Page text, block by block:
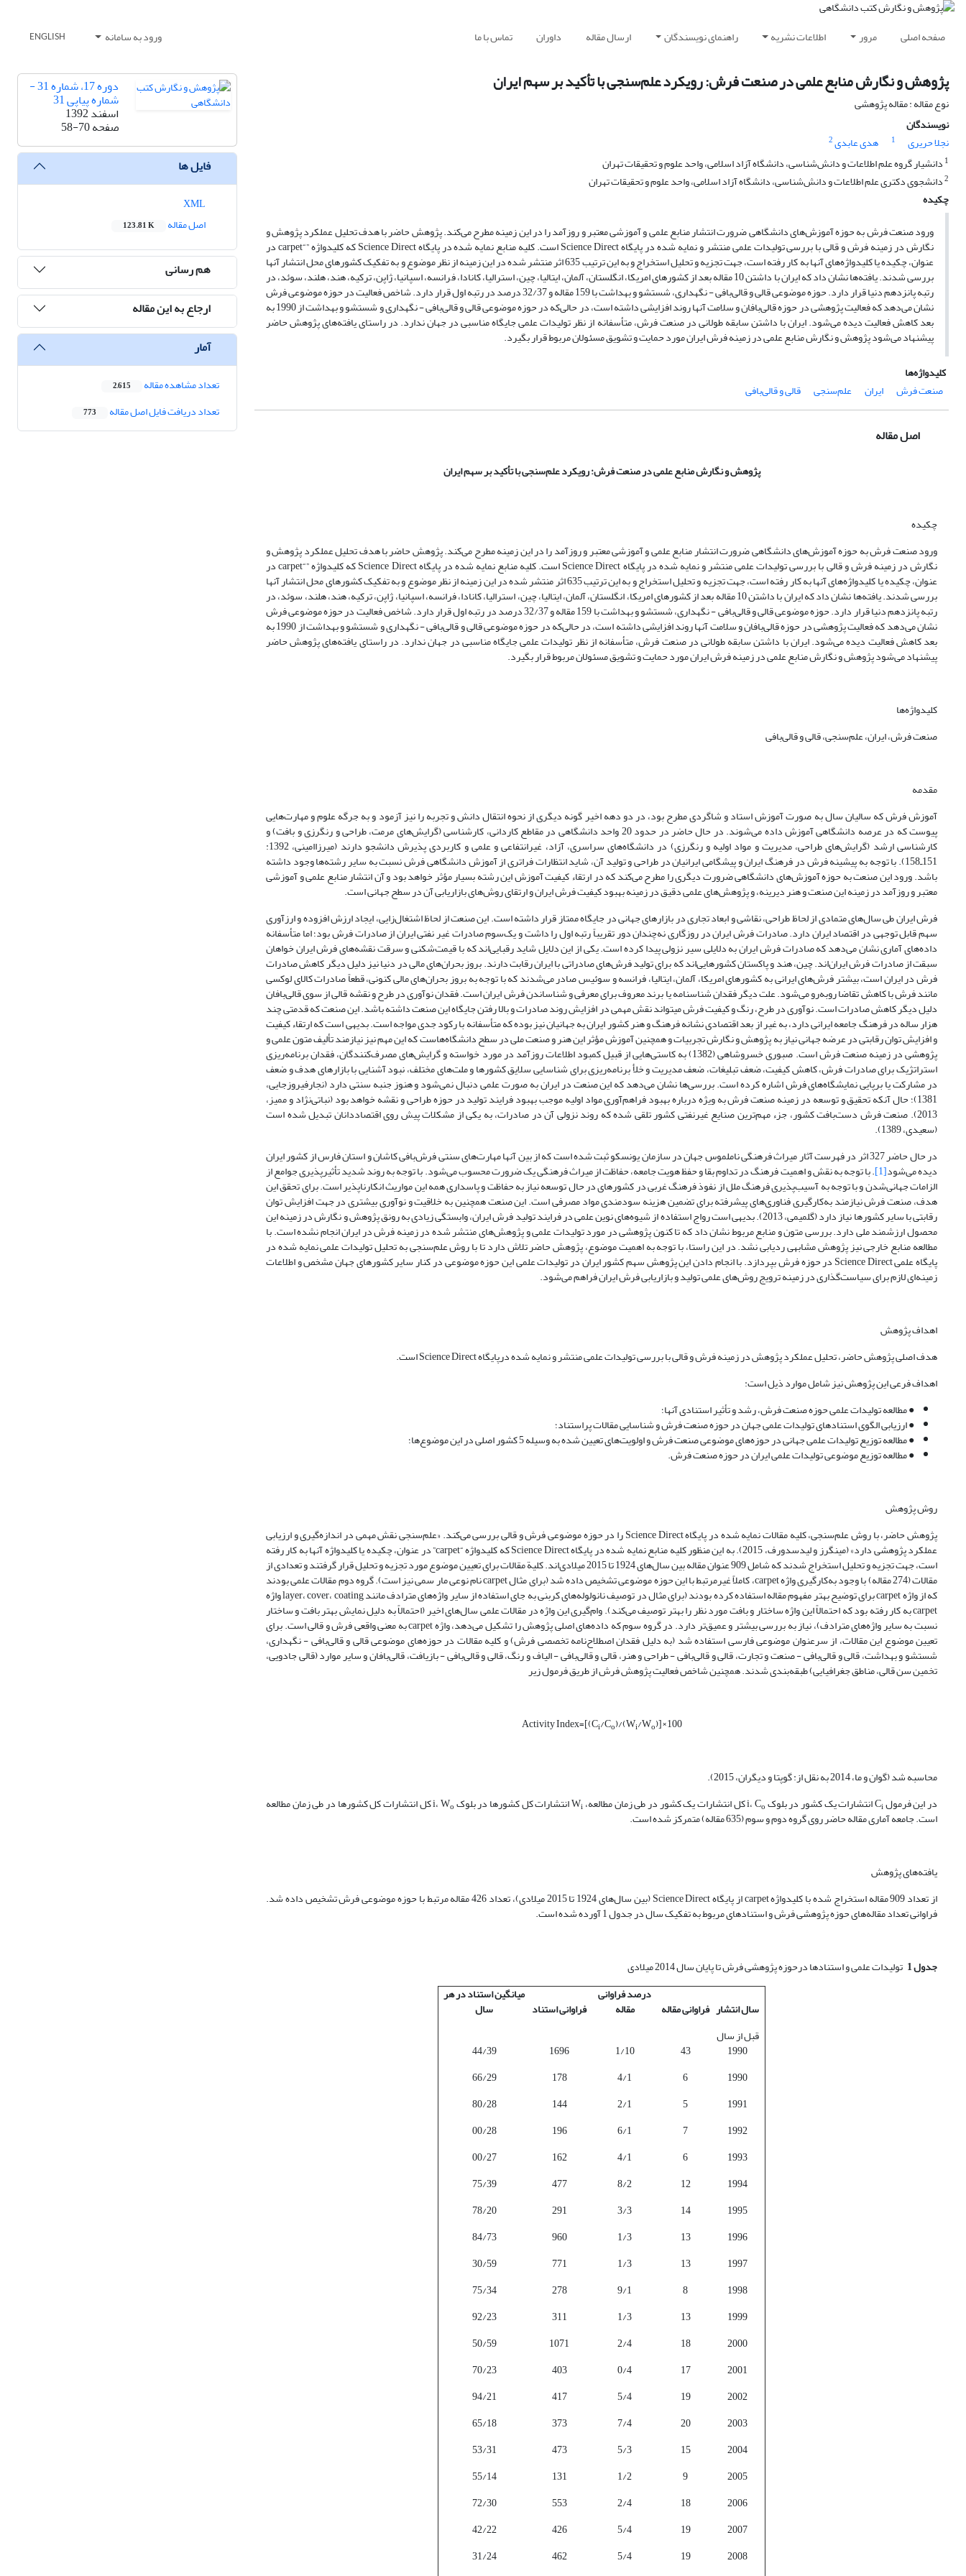
صفحه اصلی مرور اطلاعات نشریه راهنمای نویسندگان ارسال مقاله داوران تماس با ما ورود به سامانه ENGLISH
پژوهش و نگارش منابع علمی در صنعت فرش: رویکرد علم‌سنجی با تأکید بر سهم ایران
نوع مقاله : مقاله پژوهشی
نویسندگان
نجلا حریری
1 هدی عابدی2
1 دانشیار گروه علم اطلاعات و دانش‌شناسی، دانشگاه آزاد اسلامی، واحد علوم و تحقیقات تهران
2دانشجوی دکتری علم اطلاعات و دانش‌شناسی، دانشگاه آزاد اسلامی، واحد علوم و تحقیقات تهران
چکیده
ورود صنعت فرش به حوزه آموزش‌های دانشگاهی ضرورت انتشار منابع علمی و آموزشی معتبر و روزآمد را در این زمینه مطرح می‌کند. پژوهش حاضر با هدف تحلیل عملکرد پژوهش و
نگارش در زمینه فرش و قالی با بررسی تولیدات علمی منتشر و نمایه شده در پایگاه Science Direct است. کلیه منابع نمایه شده در پایگاه Science Direct که کلیدواژه ”“carpet در
عنوان، چکیده یا کلیدواژه‌های آنها به کار رفته است، جهت تجزیه و تحلیل استخراج و به این ترتیب 635 اثر منتشر شده در این زمینه از نظر موضوع و به تفکیک کشورهای محل انتشار آنها
بررسی شدند. یافته‌ها نشان داد که ایران با داشتن 10 مقاله بعد از کشورهای امریکا، انگلستان، آلمان، ایتالیا، چین، استرالیا، کانادا، فرانسه، اسپانیا، ژاپن، ترکیه، هند، هلند، سوئد، در
رتبه پانزدهم دنیا قرار دارد. حوزه موضوعی قالی و قالی‌بافی - نگهداری، شستشو و بهداشت با 159 مقاله و 32/37 درصد در رتبه اول قرار دارد. شاخص فعالیت در حوزه موضوعی فرش
نشان می‌دهد که فعالیت پژوهشی در حوزه قالی‌بافان و سلامت آنها روند افزایشی داشته است، در حالی‌که در حوزه موضوعی قالی و قالی‌بافی - نگهداری و شستشو و بهداشت از 1990 به
بعد کاهش فعالیت دیده می‌شود. ایران با داشتن سابقه طولانی در صنعت فرش، متأسفانه از نظر تولیدات علمی جایگاه مناسبی در جهان ندارد. در راستای یافته‌های پژوهش حاضر
پیشنهاد می‌شود پژوهش و نگارش منابع علمی در زمینه فرش ایران مورد حمایت و تشویق مسئولان مربوط قرار بگیرد.
کلیدواژه‌ها
صنعت فرش
ایران علم‌سنجی قالی و قالی‌بافی
اصل مقاله
پژوهش و نگارش منابع علمی در صنعت فرش: رویکرد علم‌سنجی با تأکید بر سهم ایران
چکیده
ورود صنعت فرش به حوزه آموزش‌های دانشگاهی ضرورت انتشار منابع علمی و آموزشی معتبر و روزآمد را در این زمینه مطرح می‌کند. پژوهش حاضر با هدف تحلیل عملکرد پژوهش و
نگارش در زمینه فرش و قالی با بررسی تولیدات علمی منتشر و نمایه شده در پایگاه Science Direct است. کلیه منابع نمایه شده در پایگاه Science Direct که کلیدواژه ”“carpet در
عنوان، چکیده یا کلیدواژه‌های آنها به کار رفته است، جهت تجزیه و تحلیل استخراج و به این ترتیب 635 اثر منتشر شده در این زمینه از نظر موضوع و به تفکیک کشورهای محل انتشار آنها
بررسی شدند. یافته‌ها نشان داد که ایران با داشتن 10 مقاله بعد از کشورهای امریکا، انگلستان، آلمان، ایتالیا، چین، استرالیا، کانادا، فرانسه، اسپانیا، ژاپن، ترکیه، هند، هلند، سوئد، در
رتبه پانزدهم دنیا قرار دارد. حوزه موضوعی قالی و قالی‌بافی - نگهداری، شستشو و بهداشت با 159 مقاله و 32/37 درصد در رتبه اول قرار دارد. شاخص فعالیت در حوزه موضوعی فرش
نشان می‌دهد که فعالیت پژوهشی در حوزه قالی‌بافان و سلامت آنها روند افزایشی داشته است، در حالی‌که در حوزه موضوعی قالی و قالی‌بافی - نگهداری و شستشو و بهداشت از 1990 به
بعد کاهش فعالیت دیده می‌شود. ایران با داشتن سابقه طولانی در صنعت فرش، متأسفانه از نظر تولیدات علمی جایگاه مناسبی در جهان ندارد. در راستای یافته‌های پژوهش حاضر
پیشنهاد می‌شود پژوهش و نگارش منابع علمی در زمینه فرش ایران مورد حمایت و تشویق مسئولان مربوط قرار بگیرد.
کلیدواژه‌ها
صنعت فرش، ایران، علم‌سنجی، قالی و قالی‌بافی
مقدمه
آموزش فرش که سالیان سال به صورت آموزش استاد و شاگردی مطرح بود، در دو دهه اخیر گونه دیگری از نحوه انتقال دانش و تجربه را نیز آزمود و به جرگه علوم و مهارت‌هایی
پیوست که در عرصه دانشگاهی آموزش داده می‌شوند. در حال حاضر در حدود 20 واحد دانشگاهی در مقاطع کاردانی، کارشناسی (گرایش‌های مرمت، طراحی و رنگرزی و بافت) و
کارشناسی ارشد (گرایش‌های طراحی، مدیریت و مواد اولیه و رنگرزی) در دانشگاه‌های سراسری، آزاد، غیرانتفاعی و علمی و کاربردی پذیرش دانشجو دارند (میرزاامینی، 1392:
151ـ158). با توجه به پیشینه فرش در فرهنگ ایران و پیشگامی ایرانیان در طراحی و تولید آن، شاید انتظارات فراتری از آموزش دانشگاهی فرش نسبت به سایر رشته‌ها وجود داشته
باشد. ورود این صنعت به حوزه آموزش‌های دانشگاهی ضرورت دیگری را مطرح می‌کند که در ارتقاء کیفیت آموزش این رشته بسیار مؤثر خواهد بود و آن انتشار منابع علمی و آموزشی
معتبر و روزآمد در زمینه این صنعت و هنر دیرینه، و پژوهش‌های علمی دقیق در زمینه بهبود کیفیت فرش ایران و ارتقای روش‌های بازاریابی آن در سطح جهانی است.
فرش ایران طی سال‌های متمادی از لحاظ طراحی، نقاشی و ابعاد تجاری در بازارهای جهانی در جایگاه ممتاز قرار داشته است. این صنعت از لحاظ اشتغال‌زایی، ایجاد ارزش افزوده و ارزآوری
سهم قابل توجهی در اقتصاد ایران دارد. صادرات فرش ایران در روزگاری نه‌چندان دور تقریباً رتبه اول را داشت و یک‌سوم صادرات غیر نفتی ایران از صادرات فرش بود؛ اما متأسفانه
داده‌های آماری نشان می‌دهد که صادرات فرش ایران به دلایلی سیر نزولی پیدا کرده است. یکی از این دلایل شاید رقبایی‌اند که با قیمت‌شکنی و سرقت نقشه‌های فرش ایران خواهان
سبقت از صادرات فرش ایران‌اند. چین، هند و پاکستان کشورهایی‌اند که برای تولید فرش‌های صادراتی با ایران رقابت دارند. بروز بحران‌های مالی در دنیا نیز دلیل دیگر کاهش صادرات
فرش در ایران است، بیشتر فرش‌های ایرانی به کشورهای امریکا، آلمان، ایتالیا، فرانسه و سوئیس صادر می‌شدند که با توجه به بروز بحران‌های مالی کنونی، قطعاً صادرات کالای لوکسی
مانند فرش با کاهش تقاضا رو‌به‌رو می‌شود. علت دیگر فقدان شناسنامه یا برند معروف برای معرفی و شناساندن فرش ایران است. فقدان نوآوری در طرح و نقشه قالی از سوی قالی‌بافان
دلیل دیگر کاهش صادرات است. نوآوری در طرح، رنگ و کیفیت فرش می­تواند نقش مهمی در افزایش روند صادرات و بالا رفتن جایگاه این صنعت داشته باشد. این صنعت که قدمتی چند
هزار ساله در فرهنگ جامعه ایرانی دارد، به غیر از بعد اقتصادی نشانه فرهنگ و هنر کشور ایران به جهانیان نیز بوده که متأسفانه با رکود جدی مواجه است. بدیهی است که ارتقاء کیفیت
و افزایش توان رقابتی در عرضه جهانی نیاز به پژوهش و نگارش تجربیات و همچنین آموزش مؤثر این هنر و صنعت ملی در سطح دانشگاه‌هاست که این مهم نیز نیازمند تألیف متون علمی و
پژوهشی در زمینه صنعت فرش است. صبوری خسروشاهی (1382) به کاستی‌هایی از قبیل کمبود اطلاعات روزآمد در مورد خواسته و گرایش‌های مصرف‌کنندگان، فقدان برنامه‌ریزی
استراتژیک برای صادرات فرش، کاهش کیفیت، ضعف تبلیغات، ضعف مدیریت و خلأ برنامه‌ریزی برای شناسایی سلایق کشورها و ملت‌های مختلف، نبود آشنایی با بازارهای هدف و ضعف
در مشارکت یا برپایی نمایشگاه‌های فرش اشاره کرده است. بررسی‌ها نشان می‌دهد که این صنعت در ایران به صورت علمی دنبال نمی‌شود و هنوز جنبه سنتی دارد (نجارفیروزجایی،
1381)؛ حال آنکه تحقیق و توسعه در زمینه صنعت فرش به ویژه درباره بهبود فراهم‌آوری مواد اولیه موجب بهبود فرایند تولید در حوزه طراحی و نقشه خواهد بود (نباتی‌نژاد و ممیز،
2013). صنعت فرش دست‌بافت کشور، جزء مهم‌ترین صنایع غیرنفتی کشور تلقی شده که روند نزولی آن در صادرات، به یکی از مشکلات پیش روی اقتصاددانان تبدیل شده است
(سعیدی، 1389).
در حال حاضر 327 اثر در فهرست آثار میراث فرهنگی ناملموس جهان در سازمان یونسکو ثبت شده است که از بین آنها مهارت‌های سنتی فرش‌بافی کاشان و استان فارس از کشور ایران
دیده می‌شود[1] . با توجه به نقش و اهمیت فرهنگ در تداوم بقا و حفظ هویت جامعه، حفاظت از میراث فرهنگی یک ضرورت محسوب می‌شود. با توجه به روند شدید تأثیرپذیری جوامع از
الزامات جهانی‌شدن و با توجه به آسیب‌پذیری فرهنگ ملل از نفوذ فرهنگ غربی در کشورهای در حال توسعه نیاز به حفاظت و پاسداری همه این مواریث انکارناپذیر است. برای تحقق این
هدف، صنعت فرش نیازمند به‌کارگیری فناوری‌های پیشرفته برای تضمین هزینه سودمندی مواد مصرفی است. این صنعت همچنین به خلاقیت و نوآوری بیشتری در جهت افزایش توان
رقابتی با سایر کشورها نیاز دارد (گلمیمی، 2013). بدیهی است رواج استفاده از شیوه‌های نوین علمی در فرایند تولید فرش ایران، وابستگی زیادی به رونق پژوهش و نگارش در زمینه این
محصول ارزشمند ملی دارد. بررسی متون و منابع مربوط نشان داد که تا کنون پژوهشی در مورد تولیدات علمی و پژوهش‌های منتشر شده در زمینه فرش در ایران انجام نشده است. با
مطالعه منابع خارجی نیز پژوهش مشابهی ردیابی نشد. در این راستا، با توجه به اهمیت موضوع، پژوهش حاضر تلاش دارد تا با روش علم‌سنجی به تحلیل تولیدات علمی نمایه شده در
پایگاه علمی Science Direct در حوزه فرش بپردازد. با انجام دادن این پژوهش سهم کشور ایران در تولیدات علمی این حوزه موضوعی در کنار سایر کشورهای جهان مشخص و اطلاعات
زمینه‌ای لازم برای سیاست‌گذاری در زمینه ترویج روش‌های علمی تولید و بازاریابی فرش ایران فراهم می‌شود.
اهداف پژوهش
هدف اصلی پژوهش حاضر، تحلیل عملکرد پژوهش در زمینه فرش و قالی با بررسی تولیدات علمی منتشر و نمایه شده درپایگاه Science Direct است.
اهداف فرعی این پژوهش نیز شامل موارد ذیل است:
● مطالعه تولیدات علمی حوزه صنعت فرش، رشد و تأثیر استنادی آنها؛
● ارزیابی الگوی استنادهای تولیدات علمی جهان در حوزه صنعت فرش و شناسایی مقالات پراستناد؛
● مطالعه توزیع تولیدات علمی جهانی در حوزه‌های موضوعی صنعت فرش و اولویت‌های تعیین شده به وسیله 5 کشور اصلی در این موضوع‌ها؛
● مطالعه توزیع موضوعی تولیدات علمی ایران در حوزه صنعت فرش.
روش پژوهش
پژوهش حاضر، با روش علم‌سنجی، کلیه مقالات نمایه شده در پایگاه Science Direct را در حوزه موضوعی فرش و قالی بررسی می‌کند. «علم‌سنجی نقش مهمی در اندازه‌گیری و ارزیابی
عملکرد پژوهشی دارد» (مینگرز و لیدسدورف، 2015). به این منظور کلیه منابع نمایه شده در پایگاه Science Direct که کلیدواژه “carpet” در عنوان، چکیده یا کلیدواژه آنها به کار رفته
است، جهت تجزیه و تحلیل استخراج شدند که شامل 909 عنوان مقاله بین سال‌های 1924 تا 2015 میلادی‌اند. کلیة مقالات برای تعیین موضوع مورد تجزیه و تحلیل قرار گرفتند و تعدادی از
مقالات (274 مقاله) با وجود به‌کارگیری واژه carpet، کاملاً غیرمرتبط با این حوزه موضوعی تشخیص داده شد (برای مثال carpet نام نوعی مار سمی نیز است). گروه دوم مقالات علمی بودند
که از واژه carpet برای توضیح بهتر مفهوم مقاله استفاده کرده بودند (برای مثال در توصیف نانولوله‌های کربنی به جای استفاده از سایر واژه‌های مترادف مانند layer، cover، coating واژه
carpet به کار رفته بود که احتمالاً این واژه ساختار و بافت مورد نظر را بهتر توصیف می‌کند). وام‌گیری این واژه در مقالات علمی سال‌های اخیر (احتمالاً به دلیل نمایش بهتر بافت و ساختار
نسبت به سایر واژه‌های مترادف)، نیاز به بررسی بیشتر و عمیق‌تر دارد. در گروه سوم که داده‌های اصلی پژوهش را تشکیل می‌دهد، واژه carpet به معنی واقعی فرش و قالی است. برای
تعیین موضوع این مقالات، از سرعنوان موضوعی فارسی استفاده شد (به دلیل فقدان اصطلاح‌نامه تخصصی فرش) و کلیه مقالات در حوزه‌های موضوعی قالی و قالی‌بافی ‌- نگهداری،
شستشو و بهداشت، قالی و قالی‌بافی ‌- صنعت و تجارت، قالی و قالی‌بافی ‌- طراحی و هنر، قالی و قالی‌بافی ‌- الیاف و رنگ، قالی و قالی‌بافی ‌- بازیافت، قالی‌بافان و سایر موارد (قالی جادویی،
تخمین سن قالی، مناطق جغرافیایی) طبقه‌بندی شدند. همچنین شاخص فعالیت پژوهش فرش از طریق فرمول زیر
Activity Index=[(Ci/Co)/(Wi/Wo)]×100
محاسبه شد (گوان و ما، 2014 به نقل از: گوپتا و دیگران، 2015).
در این فرمول Ci انتشارات یک کشور در بلوک i، C o کل انتشارات یک کشور در طی زمان مطالعه، W i انتشارات کل کشورها در بلوک i، W o کل انتشارات کل کشورها در طی زمان مطالعه
است. جامعه آماری مقاله حاضر روی گروه دوم و سوم (635 مقاله) متمرکز شده است.
یافته‌های پژوهش
از تعداد 909 مقاله استخراج شده با کلیدواژه carpet از پایگاه Science Direct (بین سال‌های 1924 تا 2015 میلادی)، تعداد 426 مقاله مرتبط با حوزه موضوعی فرش تشخیص داده شد.
فراوانی تعداد مقاله‌های حوزه پژوهشی فرش و استنادهای مربوط به تفکیک سال در جدول 1 آورده شده است.
جدول 1 تولیدات علمی و استنادها درحوزه پژوهشی فرش تا پایان سال 2014 میلادی
میانگین استناد در هر
سال فراوانی استناد
درصد فراوانی
مقاله فراوانی مقاله سال انتشار
44/39 1696 1/10 43
قبل از سال
1990
66/29
178 4/1 6
1990
80/28
144 2/1 5
1991
00/28
196 6/1 7
1992
00/27
162 4/1 6
1993
75/39
477 8/2 12
1994
78/20
291 3/3 14
1995
84/73
960 1/3 13
1996
30/59
771 1/3 13
1997
75/34
278 9/1 8
1998
92/23
311 1/3 13
1999
50/59
1071 2/4 18
2000
70/23
403 0/4 17
2001
94/21
417 5/4 19
2002
65/18
373 7/4 20
2003
53/31
473 5/3 15
2004
55/14
131 1/2 9
2005
72/30
553 2/4 18
2006
42/22
426 5/4 19
2007
31/24
462 5/4 19
2008
دوره 17، شماره 31 -
شماره پیاپی 31
اسفند 1392
صفحه58-70
فایل ها
اصل مقاله
123.81 K
هم رسانی
ارجاع به این مقاله
آمار
تعداد مشاهده مقاله 2,615
تعداد دریافت فایل اصل مقاله 773